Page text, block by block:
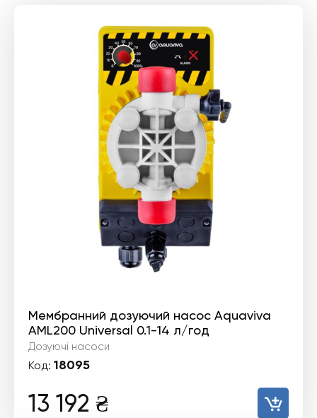
Мембранний дозуючий насос Aquaviva
AML200 Universal 0.1-14 л/год
Дозуючі насоси
Код: 18095
13 192 ₴